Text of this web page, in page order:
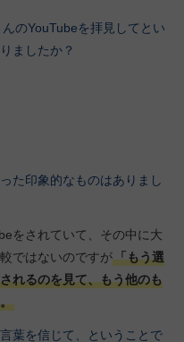
のYouTubeを拝見してとい
ましたか？
た印象的なものはありまし
をされていて、その中に大
ではないのですが「もう選
れるのを見て、もう他のも
葉を信じて、ということで